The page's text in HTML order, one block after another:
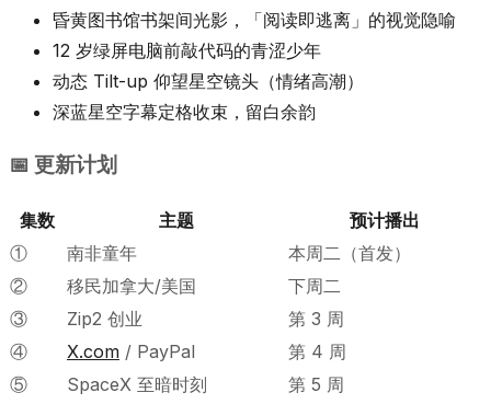
昏黄图书馆书架间光影，「阅读即逃离」的视觉隐喻
12 岁绿屏电脑前敲代码的青涩少年
动态 Tilt-up 仰望星空镜头（情绪高潮）
深蓝星空字幕定格收束，留白余韵
📅 更新计划
集数 主题
预计播出
①
南非童年
本周二（首发）
②
移民加拿大/美国
下周二
③
Zip2 创业
第 3 周
④
X.com / PayPal
第 4 周
⑤
SpaceX 至暗时刻
第 5 周